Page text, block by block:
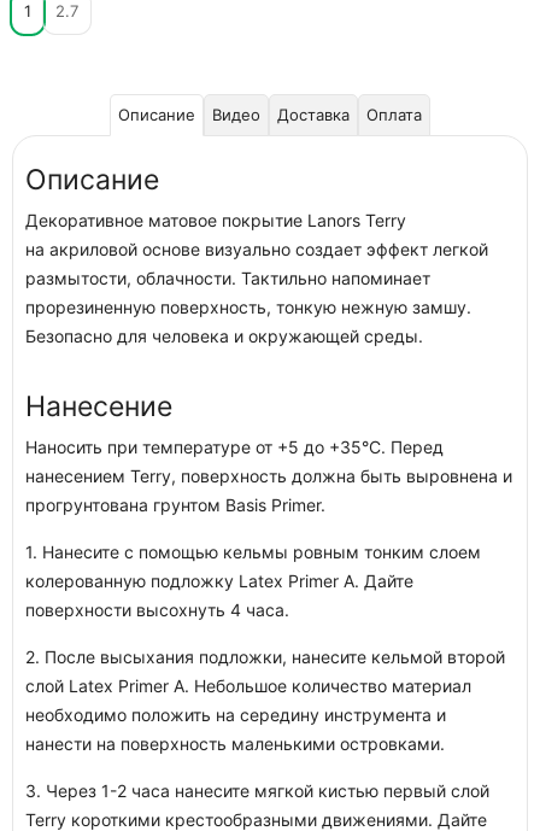
1
2.7
Описание Видео Доставка Оплата
Описание
Декоративное матовое покрытие Lanors Terry
на акриловой основе визуально создает эффект легкой
размытости, облачности. Тактильно напоминает
прорезиненную поверхность, тонкую нежную замшу.
Безопасно для человека и окружающей среды.
Нанесение
Наносить при температуре от +5 до +35°С. Перед
нанесением Terry, поверхность должна быть выровнена и
прогрунтована грунтом Basis Primer.
1. Нанесите с помощью кельмы ровным тонким слоем
колерованную подложку Latex Primer A. Дайте
поверхности высохнуть 4 часа.
2. После высыхания подложки, нанесите кельмой второй
слой Latex Primer A. Небольшое количество материал
необходимо положить на середину инструмента и
нанести на поверхность маленькими островками.
3. Через 1-2 часа нанесите мягкой кистью первый слой
Terry короткими крестообразными движениями. Дайте